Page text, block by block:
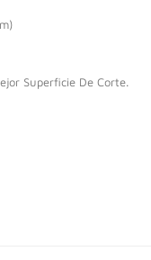
Superficie De Corte.